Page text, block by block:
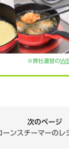
※弊社運営の
次のページ
ーンスチーマーのレ